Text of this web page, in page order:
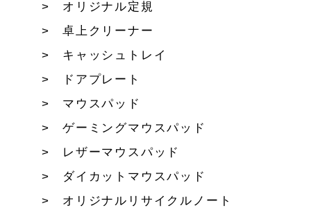
オリジナル定規
卓上クリーナー
キャッシュトレイ
ドアプレート
マウスパッド
ゲーミングマウスパッド
レザーマウスパッド
ダイカットマウスパッド
オリジナルリサイクルノート